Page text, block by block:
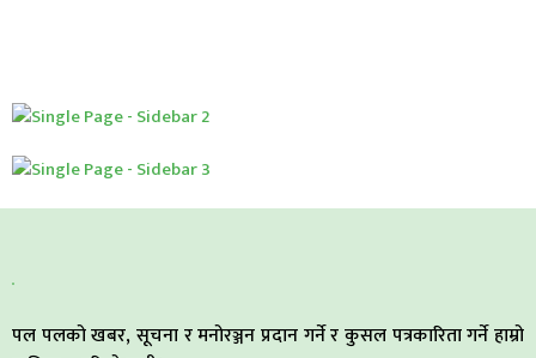
पल पलको खबर, सूचना र मनोरञ्जन प्रदान गर्ने र कुसल पत्रकारिता गर्ने हाम्रो